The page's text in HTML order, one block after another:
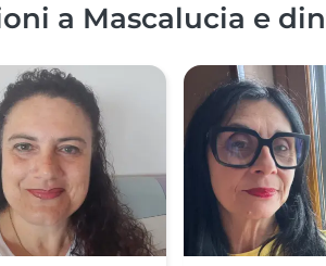
a Mascalucia e